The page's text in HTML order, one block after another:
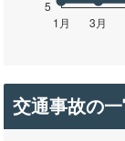
交通事故の